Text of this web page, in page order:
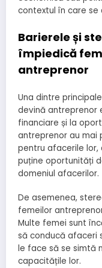
contextul în care
Barierele și
împiedică
antreprenor
Una dintre
devină antreprenor
financiare și la
antreprenor au mai
pentru afacerile lor,
puține oportunități
domeniul afacerilor.
De asemenea,
femeilor
Multe femei sunt
să conducă afaceri
le face să se simtă
capacitățile lor.